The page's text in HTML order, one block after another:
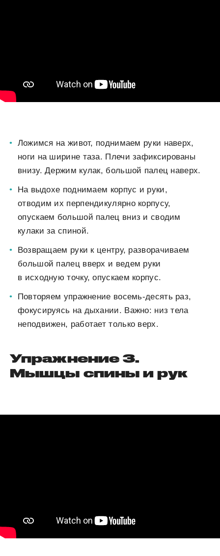
Ложимся на живот, поднимаем руки наверх,
ноги на ширине таза. Плечи зафиксированы
внизу. Держим кулак, большой палец наверх.
На выдохе поднимаем корпус и руки,
отводим их перпендикулярно корпусу,
опускаем большой палец вниз и сводим
кулаки за спиной.
Возвращаем руки к центру, разворачиваем
большой палец вверх и ведем руки
в исходную точку, опускаем корпус.
Повторяем упражнение восемь-десять раз,
фокусируясь на дыхании. Важно: низ тела
неподвижен, работает только верх.
Упражнение 3.
Мышцы спины и рук